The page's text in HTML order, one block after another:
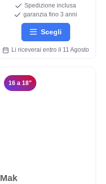
Spedizione inclusa
garanzia fino 3 anni
Scegli
Li riceverai entro il 11 Agosto
16 a 18"
Mak